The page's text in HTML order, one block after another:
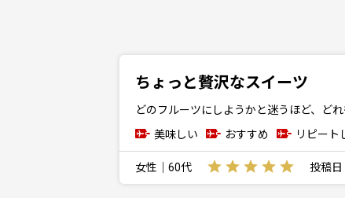
ちょっと贅沢なスイーツ
どのフルーツにしようかと迷うほど、ど
美味しい
おすすめ リピート
女性｜60代 投稿